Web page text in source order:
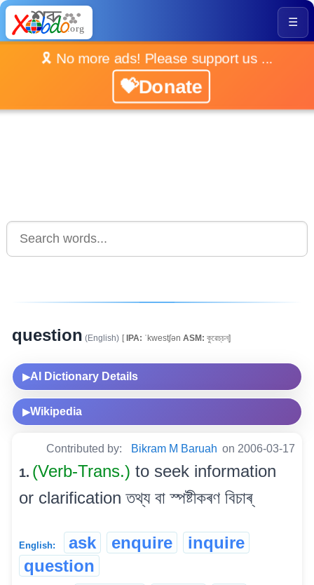
☰
🎗️ No more ads! Please support us ...
💝Donate
question (English) [IPA: ˈkwestʃən ASM: কুৱেচ্‌চন্]
▶AI Dictionary Details
▶Wikipedia
Contributed by: Bikram M Baruah on 2006-03-17
1. (Verb-Trans.) to seek information
or clarification তথ্য বা স্পষ্টীকৰণ বিচাৰ্
English: ask enquire
inquire
question